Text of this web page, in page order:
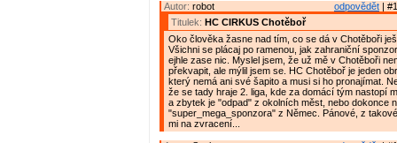
odpovědět |
Autor: robot
Titulek: HC CIRKUS Chotěboř
Oko člověka žasne nad tím, co se dá v Chotěboři
Všichni se plácaj po ramenou, jak zahraniční
ejhle zase nic. Myslel jsem, že už mě v Chotěboři
překvapit, ale mýlil jsem se. HC Chotěboř je jeden
který nemá ani své šapito a musi si ho pronajímat.
že se tady hraje 2. liga, kde za domácí tým nastopí
a zbytek je "odpad" z okolních měst, nebo dokonce
"super_mega_sponzora" z Němec. Pánové, z
mi na zvracení...